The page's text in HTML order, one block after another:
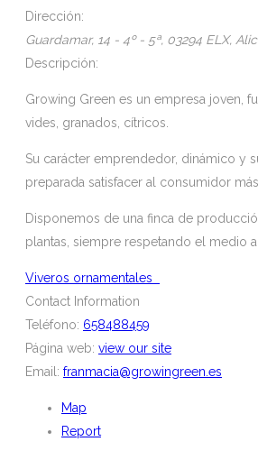
Dirección:
Guardamar, 14 - 4º - 5ª, 03294 ELX,
Descripción:
Growing Green es un empresa joven,
vides, granados, cítricos.
Su carácter emprendedor, dinámico y
preparada satisfacer al consumidor
Disponemos de una finca de
plantas, siempre respetando el medio
Viveros ornamentales
Contact Information
Teléfono: 658488459
Página web: view our site
Email: franmacia@growingreen.es
Map
Report